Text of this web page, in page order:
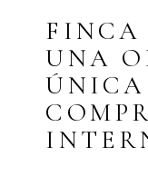
FINCA
UNA